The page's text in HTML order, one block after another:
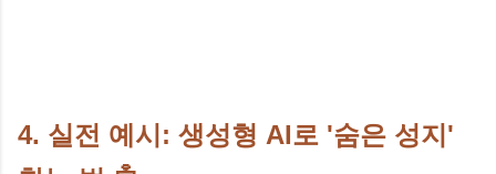
4. 실전 예시: 생성형 AI로 '숨은 성지'